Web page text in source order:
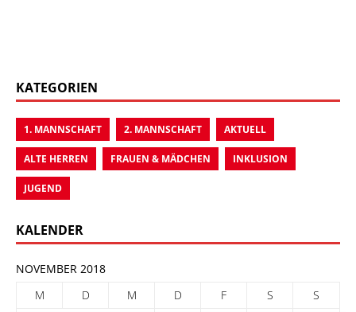
KATEGORIEN
1. MANNSCHAFT 2. MANNSCHAFT AKTUELL
ALTE HERREN FRAUEN & MÄDCHEN INKLUSION
JUGEND
KALENDER
NOVEMBER 2018
M
D M D F S
S